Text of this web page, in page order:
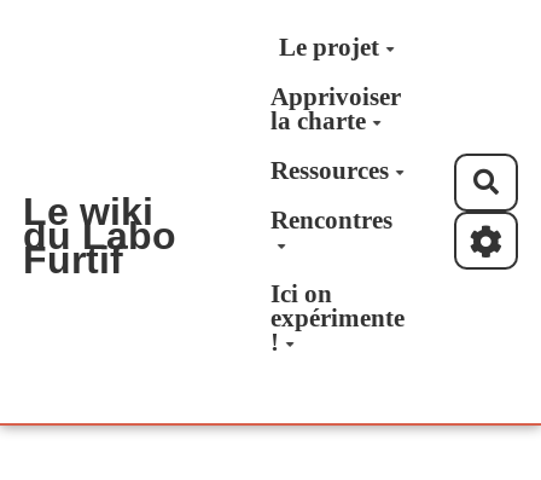
Aller au contenu principal
Le wiki
du Labo
Furtif
Le projet
Apprivoiser
la charte
Ressources
Rencontres
Ici on
expérimente
!